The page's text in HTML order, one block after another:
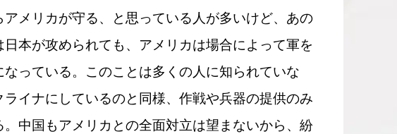
メリカが守る、と思っている人が多いけど、あの
日本が攻められても、アメリカは場合によって軍を
っている。このことは多くの人に知られていな
イナにしているのと同様、作戦や兵器の提供のみ
中国もアメリカとの全面対立は望まないから、紛